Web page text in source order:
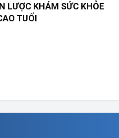
LƯỢC KHÁM SỨC KHỎE
TUỔI